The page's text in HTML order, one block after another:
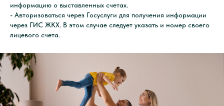
информацию о выставленных счетах.
- Авторизоваться через Госуслуги для получения информации
через ГИС ЖКХ. В этом случае следует указать и номер своего
лицевого счета.